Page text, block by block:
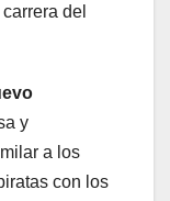
del
y
a los
con los